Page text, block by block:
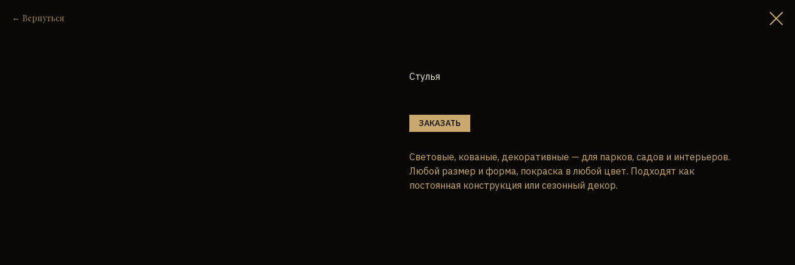
Вернуться
Стулья
ЗАКАЗАТЬ
Световые, кованые, декоративные — для парков, садов и интерьеров.
Любой размер и форма, покраска в любой цвет. Подходят как
постоянная конструкция или сезонный декор.